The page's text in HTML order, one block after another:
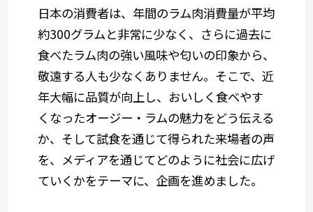
日本の消費者は、年間のラム肉消費量が平均
約300グラムと非常に少なく、さらに過去に
食べたラム肉の強い風味や匂いの印象から、
敬遠する人も少なくありません。そこで、近
年大幅に品質が向上し、おいしく食べやす
くなったオージー・ラムの魅力をどう伝える
か、そして試食を通じて得られた来場者の声
を、メディアを通じてどのように社会に広げ
ていくかをテーマに、企画を進めました。